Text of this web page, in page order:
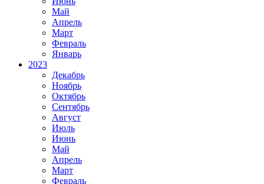
Май
Апрель
Март
Февраль
Январь
2023
Декабрь
Ноябрь
Октябрь
Сентябрь
Август
Июль
Июнь
Май
Апрель
Март
Февраль